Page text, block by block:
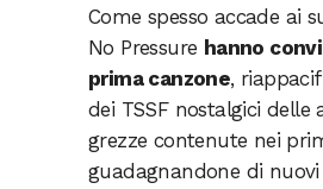
Come spesso accade ai
No Pressure hanno
prima canzone,
dei TSSF nostalgici delle
grezze contenute nei
guadagnandone di nuovi